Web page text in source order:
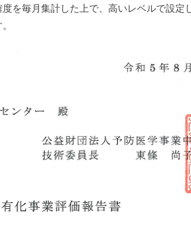
を毎月集計した上で、高いレベルで設定